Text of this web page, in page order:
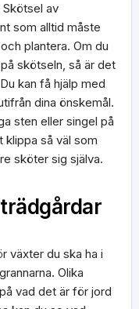
av
som alltid måste
plantera. Om du
skötseln, så är det
kan få hjälp med
dina önskemål.
sten eller singel på
klippa så väl som
sköter sig själva.
växter du ska ha i
Olika
vad det är för jord